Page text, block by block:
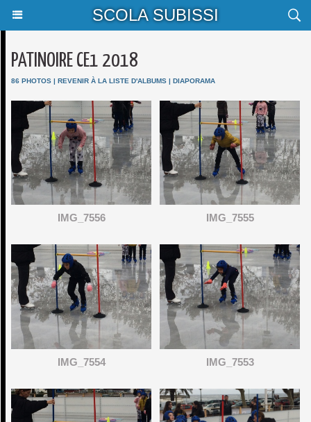
SCOLA SUBISSI
PATINOIRE CE1 2018
86 PHOTOS | REVENIR À LA LISTE D'ALBUMS | DIAPORAMA
IMG_7556 IMG_7555
IMG_7554 IMG_7553